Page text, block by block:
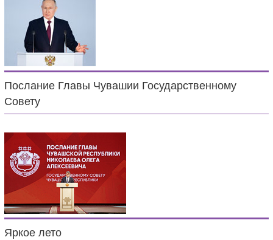
Послание Главы Чувашии Государственному
Совету
Яркое лето